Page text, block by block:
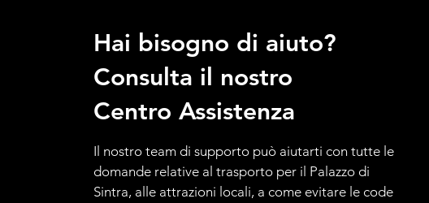
Hai bisogno di aiuto?
Consulta il nostro
Centro Assistenza
Il nostro team di supporto può aiutarti con tutte le
domande relative al trasporto per il Palazzo di
Sintra, alle attrazioni locali, a come evitare le code